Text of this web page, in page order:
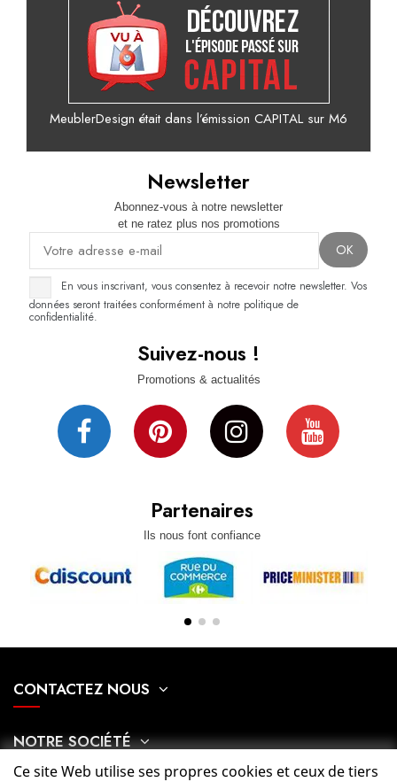
MeublerDesign était dans l’émission CAPITAL sur M6
Partenaires
Ils nous font confiance
Suivez-nous !
Promotions & actualités
Newsletter
Abonnez-vous à notre newsletter
et ne ratez plus nos promotions
En vous inscrivant, vous consentez à recevoir notre newsletter. Vos
données seront traitées conformément à notre politique de
confidentialité.
CONTACTEZ NOUS
NOTRE SOCIÉTÉ
Ce site Web utilise ses propres cookies et ceux de tiers